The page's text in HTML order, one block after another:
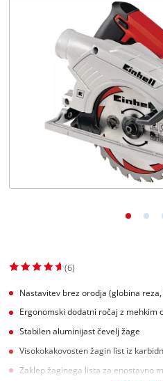
Slovenščina
SLSlovenščina
(6)
Nastavitev brez orodja (globina
Ergonomski dodatni ročaj z mehkim
Stabilen aluminijast čevelj žage
Visokokakovosten žagin list iz
Zaklep žaginega lista za enostavno